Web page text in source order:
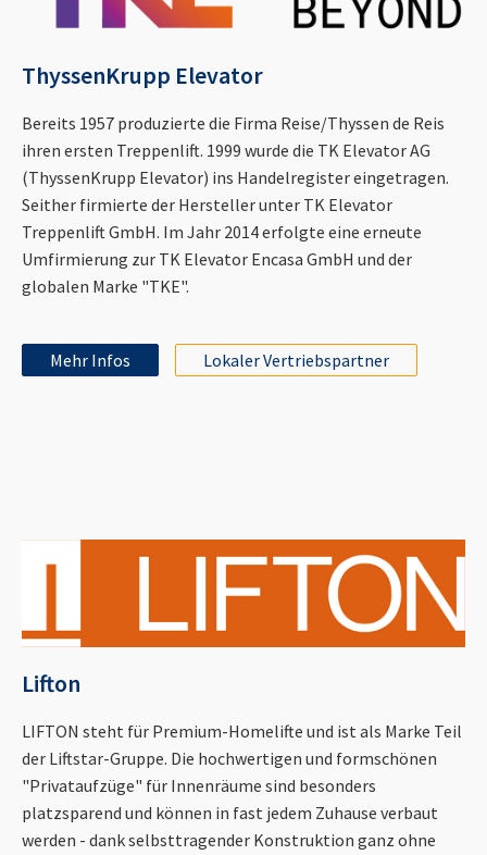
ThyssenKrupp Elevator
Bereits 1957 produzierte die Firma Reise/Thyssen de Reis
ihren ersten Treppenlift. 1999 wurde die TK Elevator AG
(ThyssenKrupp Elevator) ins Handelregister eingetragen.
Seither firmierte der Hersteller unter TK Elevator
Treppenlift GmbH. Im Jahr 2014 erfolgte eine erneute
Umfirmierung zur TK Elevator Encasa GmbH und der
globalen Marke "TKE".
Mehr Infos Lokaler Vertriebspartner
Lifton
LIFTON steht für Premium-Homelifte und ist als Marke Teil
der Liftstar-Gruppe. Die hochwertigen und formschönen
"Privataufzüge" für Innenräume sind besonders
platzsparend und können in fast jedem Zuhause verbaut
werden - dank selbsttragender Konstruktion ganz ohne